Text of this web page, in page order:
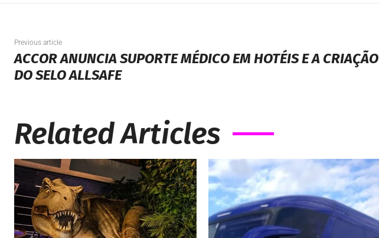
Previous article
ACCOR ANUNCIA SUPORTE MÉDICO EM HOTÉIS E A CRIAÇÃO
DO SELO ALLSAFE
Related Articles